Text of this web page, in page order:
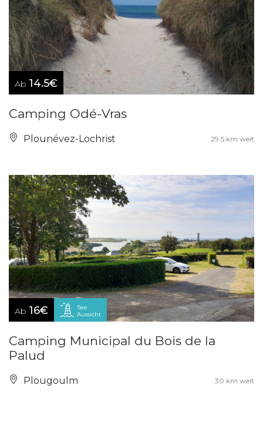
Ab 14.5€
Camping Odé-Vras
Plounévez-Lochrist 29.5 km weit
Ab 16€
See
Aussicht
Camping Municipal du Bois de la
Palud
Plougoulm 30 km weit